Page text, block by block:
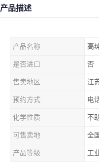
产品描述
产品名称 高
是否进口 否
售卖地区 江
预约方式 电
化学性质 不
可售卖地 全国
产品等级 工